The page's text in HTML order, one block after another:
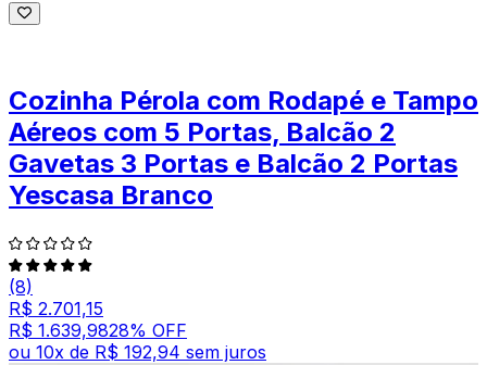
Cozinha Pérola com Rodapé e Tampo
Aéreos com 5 Portas, Balcão 2
Gavetas 3 Portas e Balcão 2 Portas
Yescasa Branco
(8)
R$ 2.701,15
R$ 1.639,9828% OFF
ou 10x de R$ 192,94 sem juros